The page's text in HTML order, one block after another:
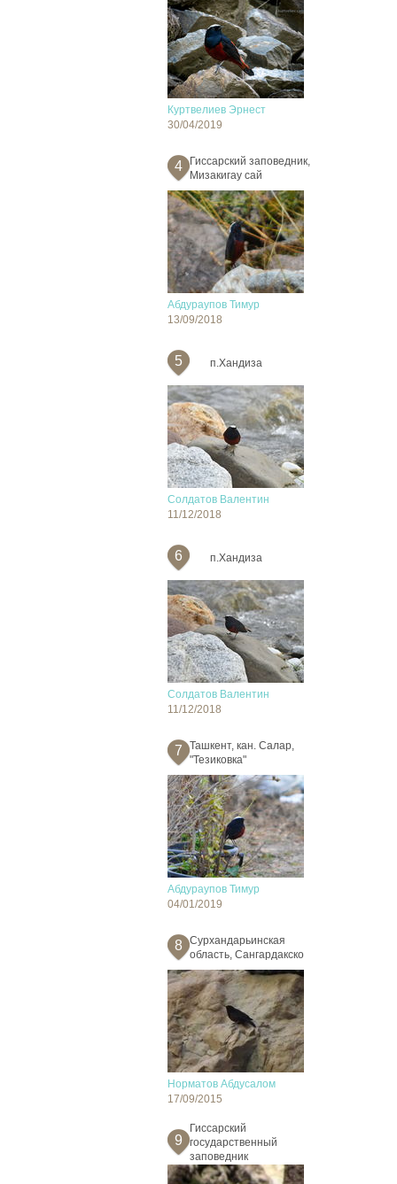
Куртвелиев Эрнест
30/04/2019
4
Гиссарский заповедник,
Мизакигау сай
Абдураупов Тимур
13/09/2018
5 п.Хандиза
Солдатов Валентин
11/12/2018
6 п.Хандиза
Солдатов Валентин
11/12/2018
7
Ташкент, кан. Салар,
"Тезиковка"
Абдураупов Тимур
04/01/2019
8
Сурхандарьинская
область, Сангардакско
Норматов Абдусалом
17/09/2015
9
Гиссарский
государственный
заповедник